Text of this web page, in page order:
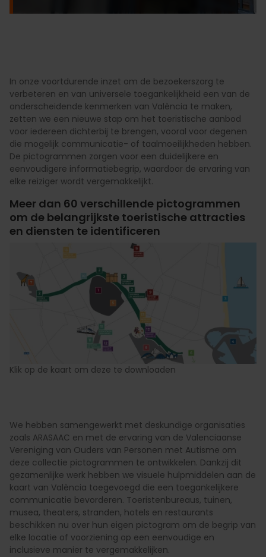
In onze voortdurende inzet om de bezoekerszorg te
verbeteren en van universele toegankelijkheid een van de
onderscheidende kenmerken van València te maken,
zetten we een nieuwe stap om het toeristische aanbod
voor iedereen dichterbij te brengen, vooral voor degenen
die mogelijk communicatie- of taalmoeilijkheden hebben.
De pictogrammen zorgen voor een duidelijkere en
eenvoudigere informatiebegrip, waardoor de ervaring van
elke reiziger wordt vergemakkelijkt.
Meer dan 60 verschillende pictogrammen
om de belangrijkste toeristische attracties
en diensten te identificeren
Klik op de kaart om deze te downloaden
We hebben samengewerkt met deskundige organisaties
zoals ARASAAC en met de ervaring van de Valenciaanse
Vereniging van Ouders van Personen met Autisme om
deze collectie pictogrammen te ontwikkelen. Dankzij dit
gezamenlijke werk hebben we visuele hulpmiddelen aan de
kaart van València toegevoegd die een toegankelijkere
communicatie bevorderen. Toeristenbureaus, tuinen,
musea, theaters, stranden, hotels en restaurants
beschikken nu over hun eigen pictogram om de begrip van
elke locatie of voorziening op een eenvoudige en
inclusieve manier te vergemakkelijken.